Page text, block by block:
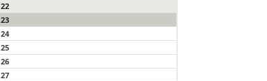
22
23
24
25
26
27